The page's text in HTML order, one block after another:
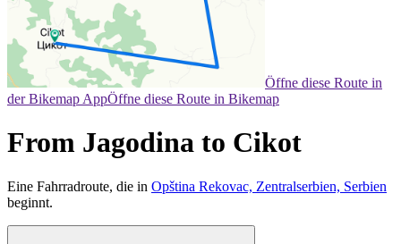
Öffne diese Route in
der Bikemap AppÖffne diese Route in Bikemap
From Jagodina to Cikot
Eine Fahrradroute, die in Opština Rekovac, Zentralserbien, Serbien
beginnt.